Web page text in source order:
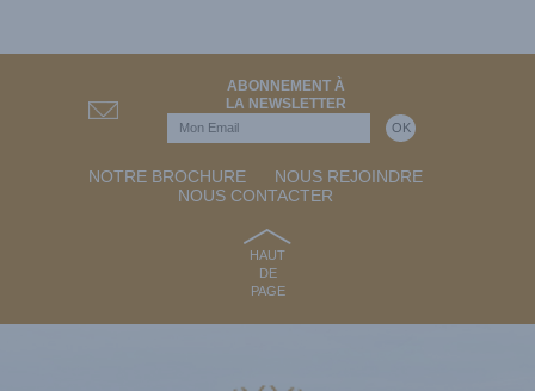
ABONNEMENT À
LA NEWSLETTER
NOTRE BROCHURE
NOUS REJOINDRE
NOUS CONTACTER
HAUT
DE
PAGE